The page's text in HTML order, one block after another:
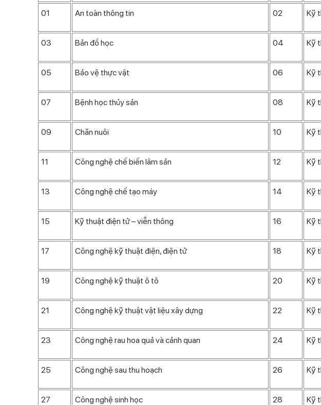
01 An toàn thông tin 02 Kỹ
03 Bản đồ học 04 Kỹ
05 Bảo vệ thực vật 06 Kỹ
07 Bệnh học thủy sản 08 Kỹ
09 Chăn nuôi 10 Kỹ
11 Công nghệ chế biến lâm sản 12 Kỹ
13 Công nghệ chế tạo máy 14 Kỹ
15 Kỹ thuật điện tử – viễn thông 16 Kỹ
17 Công nghệ kỹ thuật điện, điện tử 18 Kỹ
19 Công nghệ kỹ thuật ô tô 20 Kỹ
21 Công nghệ kỹ thuật vật liệu xây dựng 22 Kỹ
23 Công nghệ rau hoa quả và cảnh quan 24 Kỹ
25 Công nghệ sau thu hoạch 26 Kỹ
27 Công nghệ sinh học 28 Kỹ